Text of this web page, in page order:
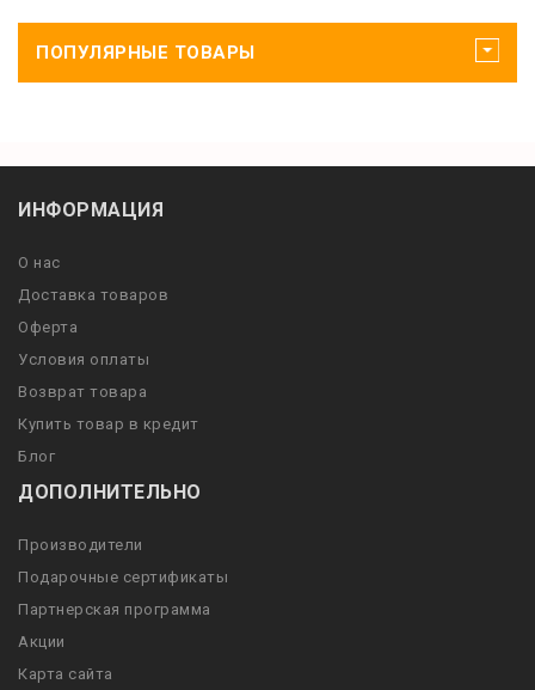
ПОПУЛЯРНЫЕ ТОВАРЫ
ИНФОРМАЦИЯ
О нас
Доставка товаров
Оферта
Условия оплаты
Возврат товара
Купить товар в кредит
Блог
ДОПОЛНИТЕЛЬНО
Производители
Подарочные сертификаты
Партнерская программа
Акции
Карта сайта